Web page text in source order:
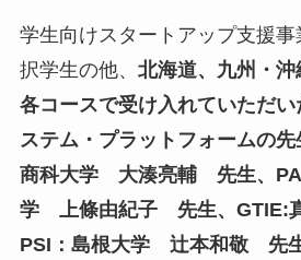
学生向けスタートアップ支援
択学生の他、 北海道、九州・
各コースで受け入れていただ
ステム・プラットフォームの
商科大学 大湊亮輔 先生、
学 上條由紀子 先生、GTIE:
PSI：島根大学 辻本和敬 先